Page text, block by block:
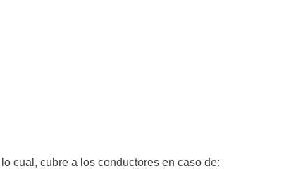
cual, cubre a los conductores en caso de: